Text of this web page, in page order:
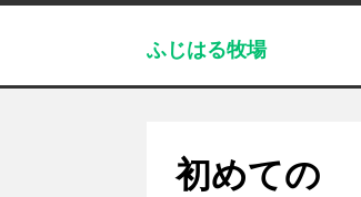
ふじはる牧場
初めての